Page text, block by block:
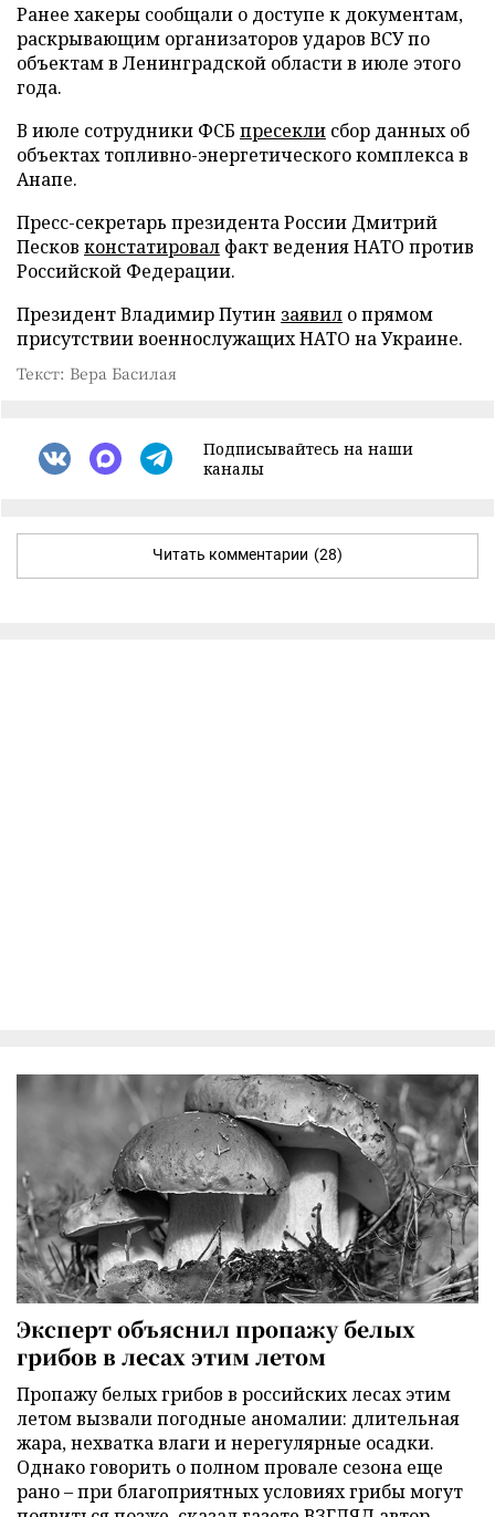
Ранее хакеры сообщали о доступе к документам,
раскрывающим организаторов ударов ВСУ по
объектам в Ленинградской области в июле этого
года.
В июле сотрудники ФСБ пресекли сбор данных об
объектах топливно-энергетического комплекса в
Анапе.
Пресс-секретарь президента России Дмитрий
Песков констатировал факт ведения НАТО против
Российской Федерации.
Президент Владимир Путин заявил о прямом
присутствии военнослужащих НАТО на Украине.
Текст: Вера Басилая
Подписывайтесь на наши
каналы
Читать комментарии (28)
Эксперт объяснил пропажу белых
грибов в лесах этим летом
Пропажу белых грибов в российских лесах этим
летом вызвали погодные аномалии: длительная
жара, нехватка влаги и нерегулярные осадки.
Однако говорить о полном провале сезона еще
рано – при благоприятных условиях грибы могут